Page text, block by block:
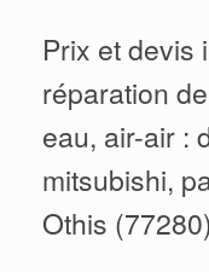
Prix et devis
réparation
eau, air-air :
mitsubishi,
Othis (77280)